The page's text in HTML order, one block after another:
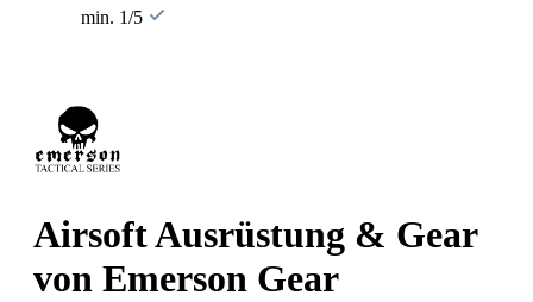
min. 1/5
Airsoft Ausrüstung & Gear
von Emerson Gear